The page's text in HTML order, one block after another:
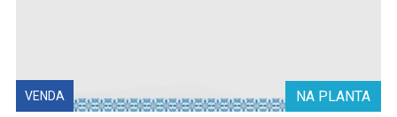
NA PLANTA
VENDA